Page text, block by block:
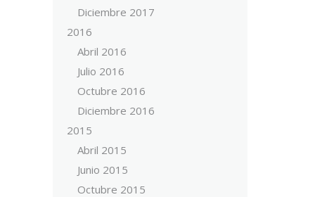
Diciembre 2017
2016
Abril 2016
Julio 2016
Octubre 2016
Diciembre 2016
2015
Abril 2015
Junio 2015
Octubre 2015